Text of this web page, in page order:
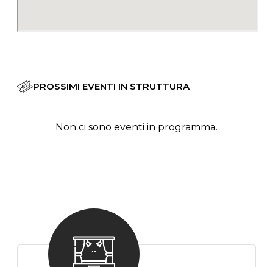
PROSSIMI EVENTI IN STRUTTURA
Non ci sono eventi in programma.